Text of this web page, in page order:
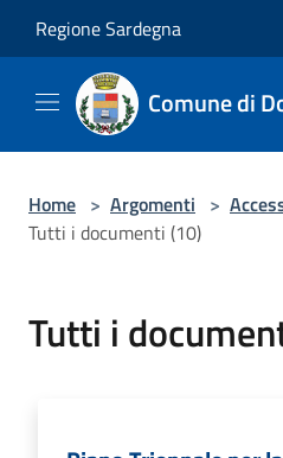
Regione Sardegna
Comune di
Home > Argomenti >
Tutti i documenti (10)
Tutti i